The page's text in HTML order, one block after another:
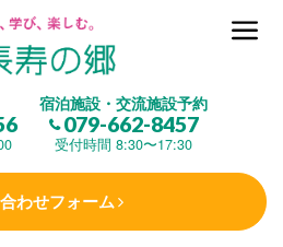
宿泊施設・交流施設予約
079-662-8457
受付時間 8:30〜17:30
わせフォーム